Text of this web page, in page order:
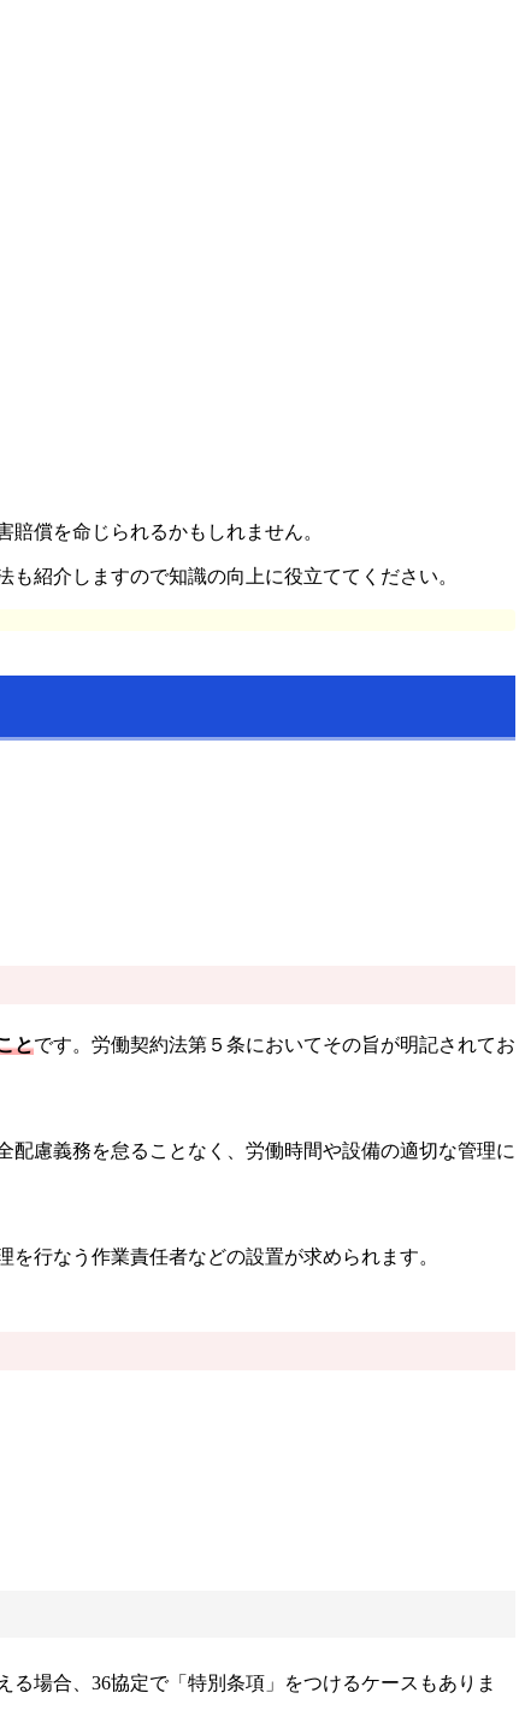
償を命じられるかもしれません。
紹介しますので知識の向上に役立ててください。
とです。労働契約法第５条においてその旨が明記されてお
慮義務を怠ることなく、労働時間や設備の適切な管理に
行なう作業責任者などの設置が求められます。
場合、36協定で「特別条項」をつけるケースもありま